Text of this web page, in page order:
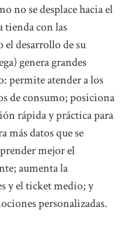
no se desplace hacia el
tienda con las
el desarrollo de su
genera grandes
permite atender a los
de consumo; posiciona
rápida y práctica para
más datos que se
mejor el
aumenta la
y el ticket medio; y
personalizadas.